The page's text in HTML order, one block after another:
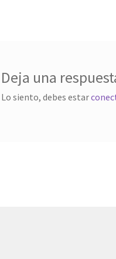
Deja una
Lo siento, debes estar